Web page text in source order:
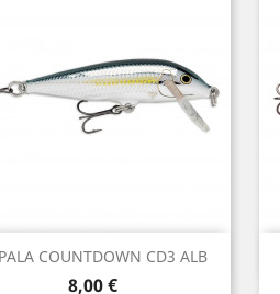
COUNTDOWN CD3 ALB
Precio
8,00 €
Vista rápida